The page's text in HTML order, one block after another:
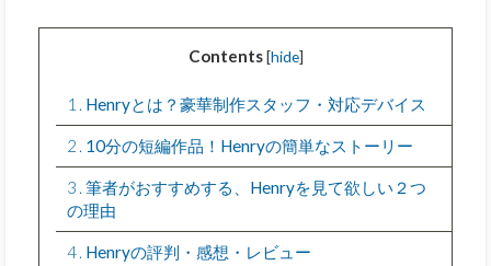
Contents [hide]
1 Henryとは？豪華制作スタッフ・対応デバイス
2 10分の短編作品！Henryの簡単なストーリー
3 筆者がおすすめする、Henryを見て欲しい２つ
の理由
4 Henryの評判・感想・レビュー